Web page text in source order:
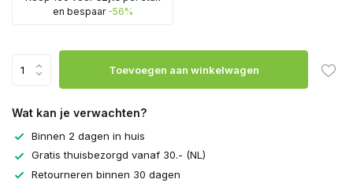
en bespaar -56%
Toevoegen aan winkelwagen
Wat kan je verwachten?
Binnen 2 dagen in huis
Gratis thuisbezorgd vanaf 30.- (NL)
Retourneren binnen 30 dagen